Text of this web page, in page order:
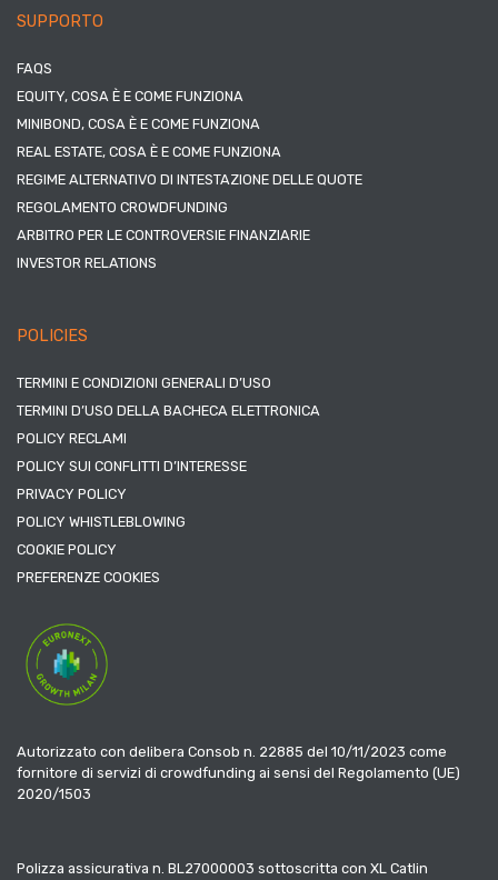
SUPPORTO
FAQS
EQUITY, COSA È E COME FUNZIONA
MINIBOND, COSA È E COME FUNZIONA
REAL ESTATE, COSA È E COME FUNZIONA
REGIME ALTERNATIVO DI INTESTAZIONE DELLE QUOTE
REGOLAMENTO CROWDFUNDING
ARBITRO PER LE CONTROVERSIE FINANZIARIE
INVESTOR RELATIONS
POLICIES
TERMINI E CONDIZIONI GENERALI D’USO
TERMINI D’USO DELLA BACHECA ELETTRONICA
POLICY RECLAMI
POLICY SUI CONFLITTI D’INTERESSE
PRIVACY POLICY
POLICY WHISTLEBLOWING
COOKIE POLICY
PREFERENZE COOKIES
Autorizzato con delibera Consob n. 22885 del 10/11/2023 come
fornitore di servizi di crowdfunding ai sensi del Regolamento (UE)
2020/1503
Polizza assicurativa n. BL27000003 sottoscritta con XL Catlin